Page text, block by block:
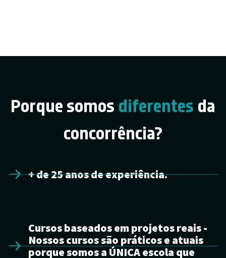
Porque somos diferentes da
concorrência?
+ de 25 anos de experiência.
Cursos baseados em projetos reais -
Nossos cursos são práticos e atuais
porque somos a ÚNICA escola que